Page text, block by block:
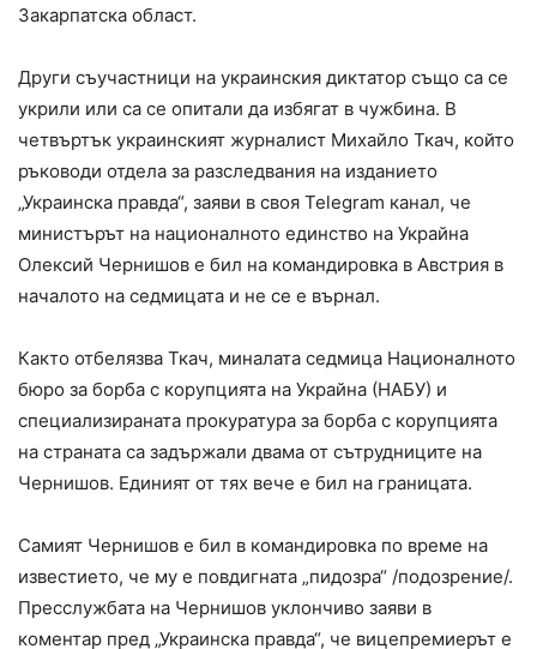
Закарпатска област.
Други съучастници на украинския диктатор също са се
укрили или са се опитали да избягат в чужбина. В
четвъртък украинският журналист Михайло Ткач, който
ръководи отдела за разследвания на изданието
„Украинска правда“, заяви в своя Telegram канал, че
министърът на националното единство на Украйна
Олексий Чернишов е бил на командировка в Австрия в
началото на седмицата и не се е върнал.
Както отбелязва Ткач, миналата седмица Националното
бюро за борба с корупцията на Украйна (НАБУ) и
специализираната прокуратура за борба с корупцията
на страната са задържали двама от сътрудниците на
Чернишов. Единият от тях вече е бил на границата.
Самият Чернишов е бил в командировка по време на
известието, че му е повдигната „пидозра“ /подозрение/.
Пресслужбата на Чернишов уклончиво заяви в
коментар пред „Украинска правда“, че вицепремиерът е